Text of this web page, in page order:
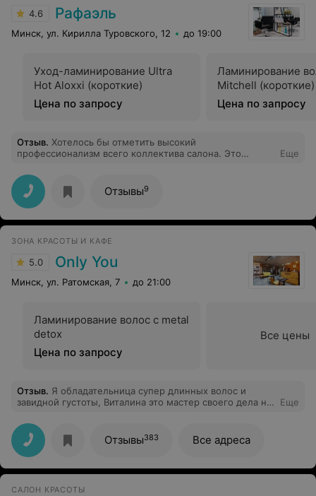
четверть...А мне завтра на работу с людьми работать, а
не в пионерском лагере футбол гонять. Рекомендую
владельцу сменить вывеску на "социальная
парикмахерская" и понизить цену с 12 (у Вас самая
4.6 Рафаэль
Минск, ул. Кирилла Туровского, 12 до 19:00
Уход-ламинирование Ultra
Hot Aloxxi (короткие)
Цена по запросу
Ламинирование
Mitchell (короткие)
Цена по запросу
Отзыв. Хотелось бы отметить высокий
профессионализм всего коллектива салона. Это
максимально уютную и комфортную атмосферу!
Особенно радует индивидуальный подход и
пожелание к каждому клиенту. А также хотелось бы
выразить большую благодарность мастеру Ольге!
Которая сотворила что-то потрясающее с моими
своего дела! Успехов и процветания вам! Спасибо!
Еще
Отзывы9
ЗОНА КРАСОТЫ И КАФЕ
5.0 Only You
Минск, ул. Ратомская, 7 до 21:00
Ламинирование волос с metal
detox
Цена по запросу
Все цены
Отзыв. Я обладательница супер длинных волос и
завидной густоты, Виталина это мастер своего дела на
ниже пояса, убирали по грудь, и всегда результат
прекрасный!
Еще
Отзывы383 Все адреса
САЛОН КРАСОТЫ